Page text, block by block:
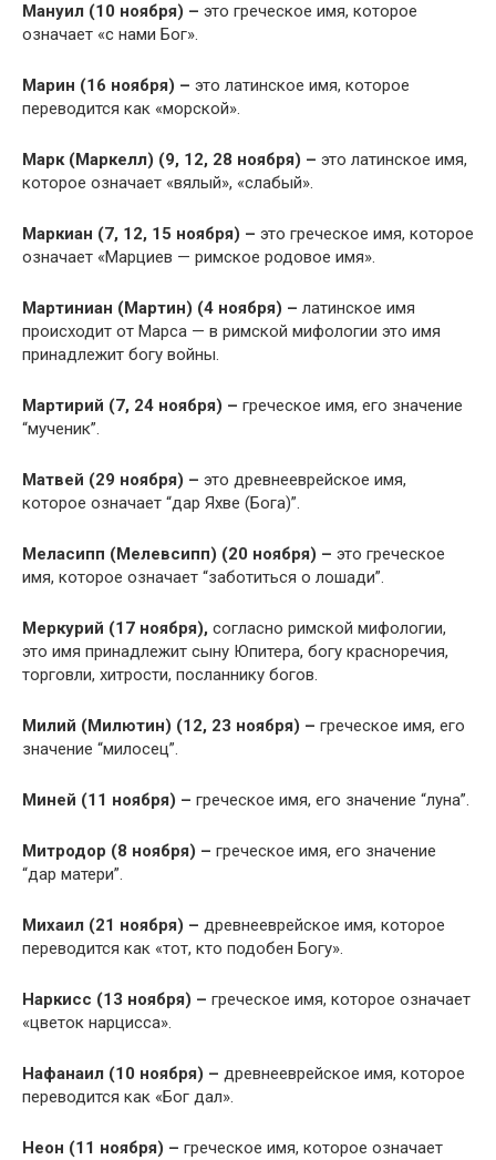
Мануил (10 ноября) – это греческое имя, которое
означает «с нами Бог».
Марин (16 ноября) – это латинское имя, которое
переводится как «морской».
Марк (Маркелл) (9, 12, 28 ноября) – это латинское имя,
которое означает «вялый», «слабый».
Маркиан (7, 12, 15 ноября) – это греческое имя, которое
означает «Марциев — римское родовое имя».
Мартиниан (Мартин) (4 ноября) – латинское имя
происходит от Марса — в римской мифологии это имя
принадлежит богу войны.
Мартирий (7, 24 ноября) – греческое имя, его значение
“мученик”.
Матвей (29 ноября) – это древнееврейское имя,
которое означает “дар Яхве (Бога)”.
Меласипп (Мелевсипп) (20 ноября) – это греческое
имя, которое означает “заботиться о лошади”.
Меркурий (17 ноября), согласно римской мифологии,
это имя принадлежит сыну Юпитера, богу красноречия,
торговли, хитрости, посланнику богов.
Милий (Милютин) (12, 23 ноября) – греческое имя, его
значение “милосец”.
Миней (11 ноября) – греческое имя, его значение “луна”.
Митродор (8 ноября) – греческое имя, его значение
“дар матери”.
Михаил (21 ноября) – древнееврейское имя, которое
переводится как «тот, кто подобен Богу».
Наркисс (13 ноября) – греческое имя, которое означает
«цветок нарцисса».
Нафанаил (10 ноября) – древнееврейское имя, которое
переводится как «Бог дал».
Неон (11 ноября) – греческое имя, которое означает